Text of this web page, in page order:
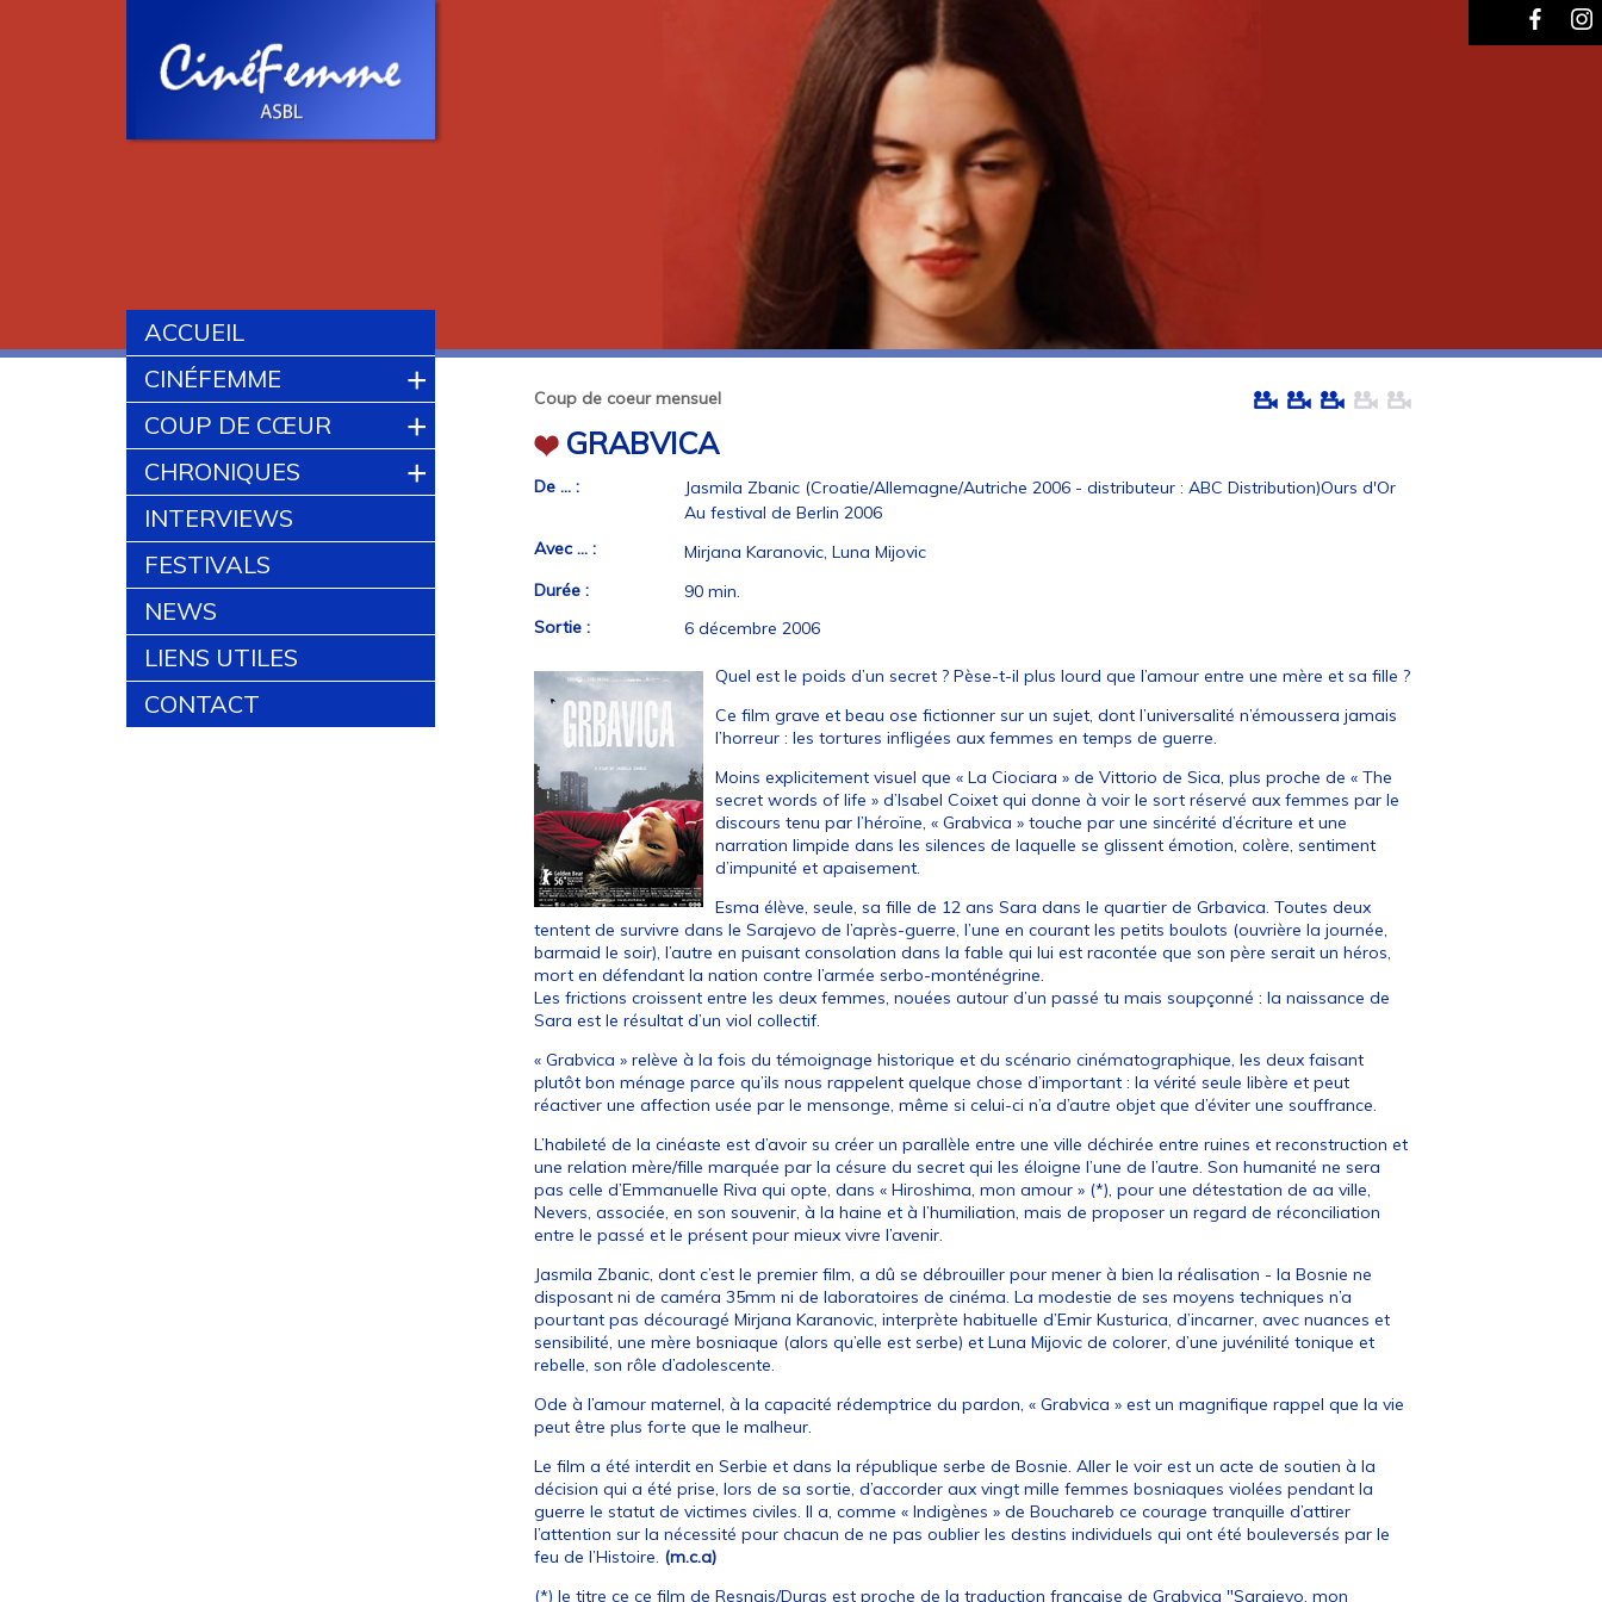
ACCUEIL
CINÉFEMME
+
COUP DE CŒUR +
CHRONIQUES +
INTERVIEWS
FESTIVALS
NEWS
LIENS UTILES
CONTACT
Coup de coeur mensuel
GRABVICA
De ... :
Jasmila Zbanic (Croatie/Allemagne/Autriche 2006 - distributeur : ABC Distribution)Ours d'Or
Au festival de Berlin 2006
Avec ... :
Mirjana Karanovic, Luna Mijovic
Durée :
90 min.
Sortie :
6 décembre 2006
Quel est le poids d’un secret ? Pèse-t-il plus lourd que l’amour entre une mère et sa fille ?
Ce film grave et beau ose fictionner sur un sujet, dont l’universalité n’émoussera jamais
l’horreur : les tortures infligées aux femmes en temps de guerre.
Moins explicitement visuel que « La Ciociara » de Vittorio de Sica, plus proche de « The
secret words of life » d’Isabel Coixet qui donne à voir le sort réservé aux femmes par le
discours tenu par l’héroïne, « Grabvica » touche par une sincérité d’écriture et une
narration limpide dans les silences de laquelle se glissent émotion, colère, sentiment
d’impunité et apaisement.
Esma élève, seule, sa fille de 12 ans Sara dans le quartier de Grbavica. Toutes deux
tentent de survivre dans le Sarajevo de l’après-guerre, l’une en courant les petits boulots (ouvrière la journée,
barmaid le soir), l’autre en puisant consolation dans la fable qui lui est racontée que son père serait un héros,
mort en défendant la nation contre l’armée serbo-monténégrine.
Les frictions croissent entre les deux femmes, nouées autour d’un passé tu mais soupçonné : la naissance de
Sara est le résultat d’un viol collectif.
« Grabvica » relève à la fois du témoignage historique et du scénario cinématographique, les deux faisant
plutôt bon ménage parce qu’ils nous rappelent quelque chose d’important : la vérité seule libère et peut
réactiver une affection usée par le mensonge, même si celui-ci n’a d’autre objet que d’éviter une souffrance.
L’habileté de la cinéaste est d’avoir su créer un parallèle entre une ville déchirée entre ruines et reconstruction et
une relation mère/fille marquée par la césure du secret qui les éloigne l’une de l’autre. Son humanité ne sera
pas celle d’Emmanuelle Riva qui opte, dans « Hiroshima, mon amour » (*), pour une détestation de aa ville,
Nevers, associée, en son souvenir, à la haine et à l’humiliation, mais de proposer un regard de réconciliation
entre le passé et le présent pour mieux vivre l’avenir.
Jasmila Zbanic, dont c’est le premier film, a dû se débrouiller pour mener à bien la réalisation - la Bosnie ne
disposant ni de caméra 35mm ni de laboratoires de cinéma. La modestie de ses moyens techniques n’a
pourtant pas découragé Mirjana Karanovic, interprète habituelle d’Emir Kusturica, d’incarner, avec nuances et
sensibilité, une mère bosniaque (alors qu’elle est serbe) et Luna Mijovic de colorer, d’une juvénilité tonique et
rebelle, son rôle d’adolescente.
Ode à l’amour maternel, à la capacité rédemptrice du pardon, « Grabvica » est un magnifique rappel que la vie
peut être plus forte que le malheur.
Le film a été interdit en Serbie et dans la république serbe de Bosnie. Aller le voir est un acte de soutien à la
décision qui a été prise, lors de sa sortie, d’accorder aux vingt mille femmes bosniaques violées pendant la
guerre le statut de victimes civiles. Il a, comme « Indigènes » de Bouchareb ce courage tranquille d’attirer
l’attention sur la nécessité pour chacun de ne pas oublier les destins individuels qui ont été bouleversés par le
feu de l’Histoire. (m.c.a)
(*) le titre ce ce film de Resnais/Duras est proche de la traduction française de Grabvica "Sarajevo, mon